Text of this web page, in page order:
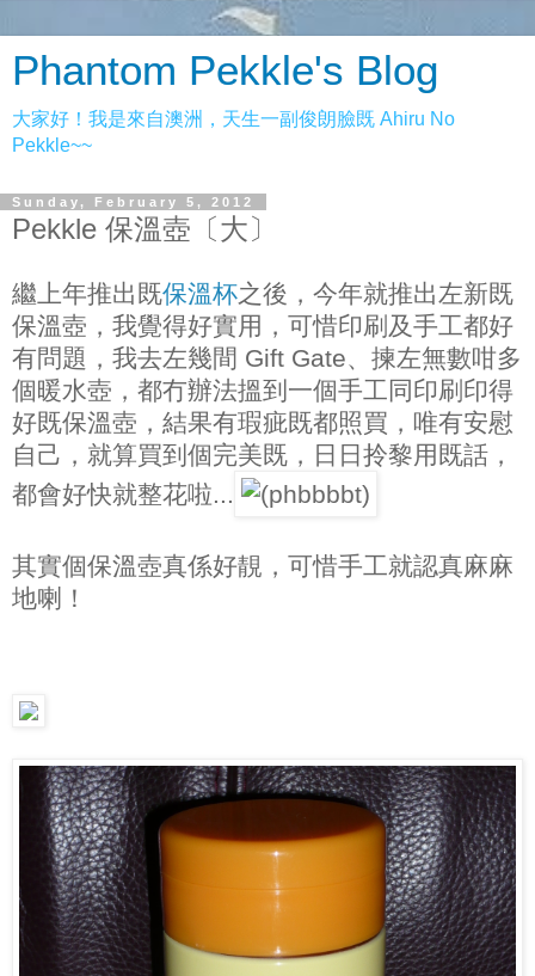
Phantom Pekkle's Blog
大家好！我是來自澳洲，天生一副俊朗臉既 Ahiru No
Pekkle~~
Sunday, February 5, 2012
Pekkle 保溫壺〔大〕
繼上年推出既保溫杯之後，今年就推出左新既
保溫壺，我覺得好實用，可惜印刷及手工都好
有問題，我去左幾間 Gift Gate、揀左無數咁多
個暖水壺，都冇辦法搵到一個手工同印刷印得
好既保溫壺，結果有瑕疵既都照買，唯有安慰
自己，就算買到個完美既，日日拎黎用既話，
都會好快就整花啦...
其實個保溫壺真係好靚，可惜手工就認真麻麻
地喇！